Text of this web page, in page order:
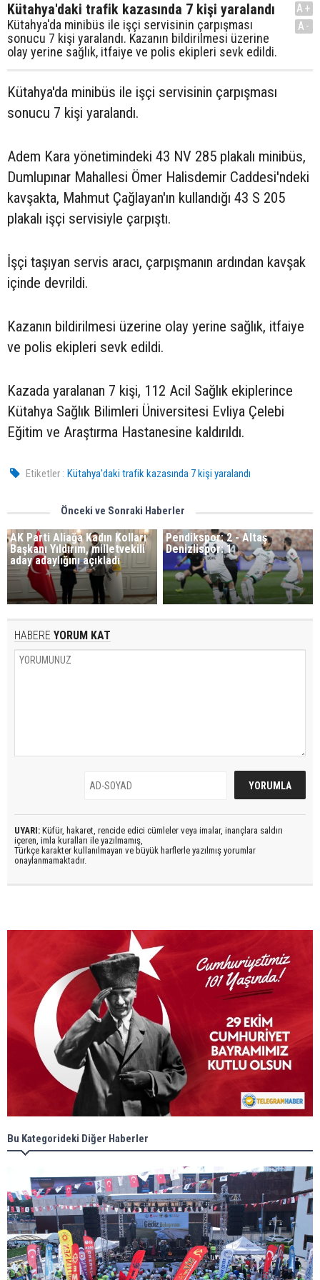
Kütahya'daki trafik kazasında 7 kişi yaralandı
Kütahya'da minibüs ile işçi servisinin çarpışması
sonucu 7 kişi yaralandı. Kazanın bildirilmesi üzerine
olay yerine sağlık, itfaiye ve polis ekipleri sevk edildi.
A+
A-
Kütahya'da minibüs ile işçi servisinin çarpışması
sonucu 7 kişi yaralandı.
Adem Kara yönetimindeki 43 NV 285 plakalı minibüs,
Dumlupınar Mahallesi Ömer Halisdemir Caddesi'ndeki
kavşakta, Mahmut Çağlayan'ın kullandığı 43 S 205
plakalı işçi servisiyle çarpıştı.
İşçi taşıyan servis aracı, çarpışmanın ardından kavşak
içinde devrildi.
Kazanın bildirilmesi üzerine olay yerine sağlık, itfaiye
ve polis ekipleri sevk edildi.
Kazada yaralanan 7 kişi, 112 Acil Sağlık ekiplerince
Kütahya Sağlık Bilimleri Üniversitesi Evliya Çelebi
Eğitim ve Araştırma Hastanesine kaldırıldı.
Etiketler : Kütahya'daki trafik kazasında 7 kişi yaralandı
Önceki ve Sonraki Haberler
AK Parti Aliağa Kadın Kolları
Başkanı Yıldırım, milletvekili
aday adaylığını açıkladı
Pendikspor: 2 - Altaş
Denizlispor: 1
HABERE YORUM KAT
UYARI: Küfür, hakaret, rencide edici cümleler veya imalar, inançlara saldırı
içeren, imla kuralları ile yazılmamış,
Türkçe karakter kullanılmayan ve büyük harflerle yazılmış yorumlar
onaylanmamaktadır.
Bu Kategorideki Diğer Haberler